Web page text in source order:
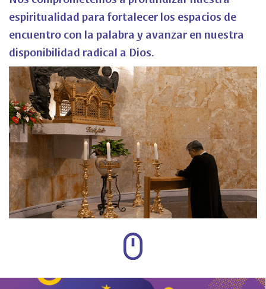
espiritualidad para fortalecer los espacios de
encuentro con la palabra y avanzar en nuestra
disponibilidad radical a Dios.